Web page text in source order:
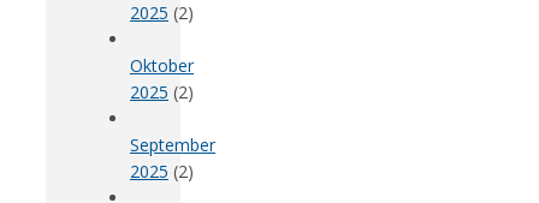
2025 (2)
Oktober
2025 (2)
September
2025 (2)